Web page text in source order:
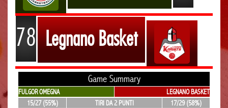
78 Legnano Basket
Game Summary
FULGOR OMEGNA
LEGNANO BASKET
15/27 (55%)
TIRI DA 2 PUNTI
17/29 (58%)